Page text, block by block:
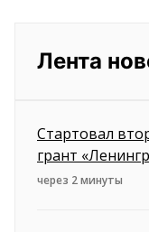
Лента
Стартовал
грант
через 2 минуты